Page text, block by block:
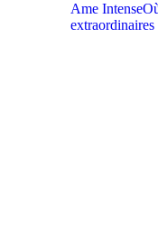
Ame Intense
extraordinaires